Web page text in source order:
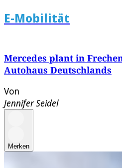
E-Mobilität
Mercedes plant in
Autohaus Deutschlands
Von
Jennifer Seidel
Merken